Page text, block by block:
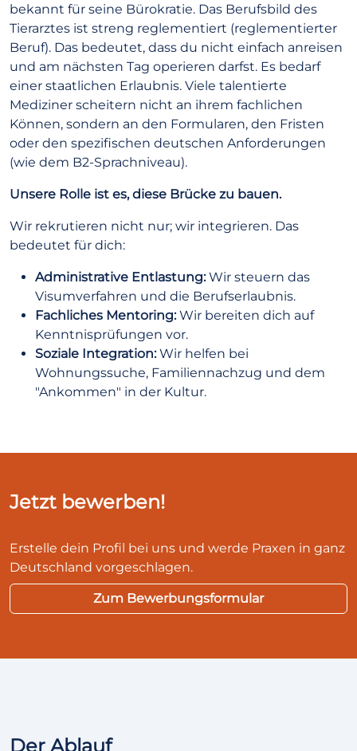
bekannt für seine Bürokratie. Das Berufsbild des
Tierarztes ist streng reglementiert (reglementierter
Beruf). Das bedeutet, dass du nicht einfach anreisen
und am nächsten Tag operieren darfst. Es bedarf
einer staatlichen Erlaubnis. Viele talentierte
Mediziner scheitern nicht an ihrem fachlichen
Können, sondern an den Formularen, den Fristen
oder den spezifischen deutschen Anforderungen
(wie dem B2-Sprachniveau).
Unsere Rolle ist es, diese Brücke zu bauen.
Wir rekrutieren nicht nur; wir integrieren. Das
bedeutet für dich:
Administrative Entlastung:Wir steuern das
Visumverfahren und die Berufserlaubnis.
Fachliches Mentoring:Wir bereiten dich auf
Kenntnisprüfungen vor.
Soziale Integration:Wir helfen bei
Wohnungssuche, Familiennachzug und dem
"Ankommen" in der Kultur.
Jetzt bewerben!
Erstelle dein Profil bei uns und werde Praxen in ganz
Deutschland vorgeschlagen.
Zum Bewerbungsformular
Der Ablauf